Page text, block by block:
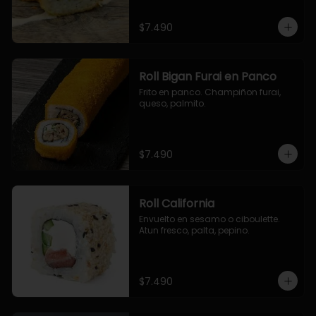
$7.490
Roll Bigan Furai en Panco
Frito en panco. Champiñon furai,
queso, palmito.
$7.490
Roll California
Envuelto en sesamo o ciboulette.
Atun fresco, palta, pepino.
$7.490